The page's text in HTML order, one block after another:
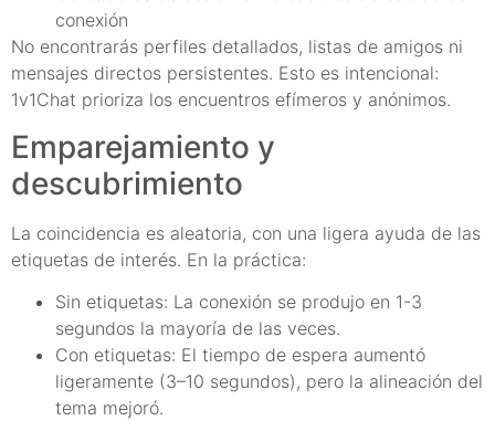
conexión
No encontrarás perfiles detallados, listas de amigos ni
mensajes directos persistentes. Esto es intencional:
1v1Chat prioriza los encuentros efímeros y anónimos.
Emparejamiento y
descubrimiento
La coincidencia es aleatoria, con una ligera ayuda de las
etiquetas de interés. En la práctica:
Sin etiquetas: La conexión se produjo en 1-3
segundos la mayoría de las veces.
Con etiquetas: El tiempo de espera aumentó
ligeramente (3–10 segundos), pero la alineación del
tema mejoró.